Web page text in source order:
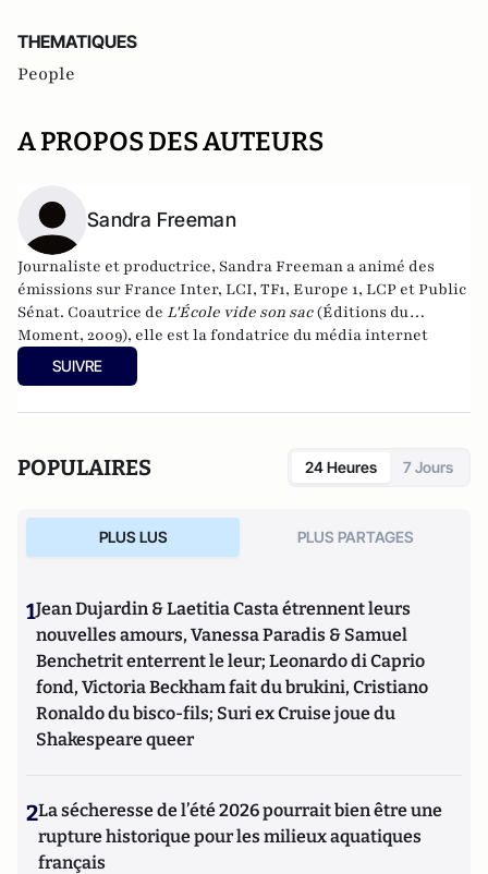
THEMATIQUES
People
A PROPOS DES AUTEURS
Sandra Freeman
Journaliste et productrice, Sandra Freeman a animé des
émissions sur France Inter, LCI, TF1, Europe 1, LCP et Public
Sénat. Coautrice de L'École vide son sac(Éditions du
Moment, 2009), elle est la fondatrice du média internet
MatriochK.
SUIVRE
POPULAIRES 24 Heures 7 Jours
PLUS LUS PLUS PARTAGES
1Jean Dujardin & Laetitia Casta étrennent leurs
nouvelles amours, Vanessa Paradis & Samuel
Benchetrit enterrent le leur; Leonardo di Caprio
fond, Victoria Beckham fait du brukini, Cristiano
Ronaldo du bisco-fils; Suri ex Cruise joue du
Shakespeare queer
2La sécheresse de l’été 2026 pourrait bien être une
rupture historique pour les milieux aquatiques
français